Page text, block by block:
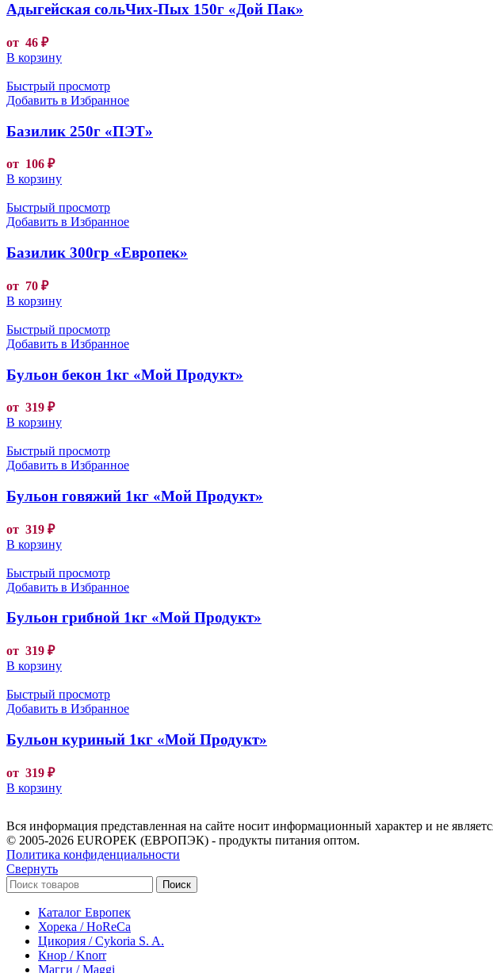
Адыгейская сольЧих-Пых 150г «Дой Пак»
от 46 ₽
В корзину
Быстрый просмотр
Добавить в Избранное
Базилик 250г «ПЭТ»
от 106 ₽
В корзину
Быстрый просмотр
Добавить в Избранное
Базилик 300гр «Европек»
от 70 ₽
В корзину
Быстрый просмотр
Добавить в Избранное
Бульон бекон 1кг «Мой Продукт»
от 319 ₽
В корзину
Быстрый просмотр
Добавить в Избранное
Бульон говяжий 1кг «Мой Продукт»
от 319 ₽
В корзину
Быстрый просмотр
Добавить в Избранное
Бульон грибной 1кг «Мой Продукт»
от 319 ₽
В корзину
Быстрый просмотр
Добавить в Избранное
Бульон куриный 1кг «Мой Продукт»
от 319 ₽
В корзину
Вся информация представленная на сайте носит информационный характер и не
© 2005-2026 EUROPEK (ЕВРОПЭК) - продукты питания оптом.
Политика конфиденциальности
Свернуть
Поиск
Каталог Европек
Хорека / HoReCa
Цикория / Cykoria S. A.
Кнор / Knorr
Магги / Maggi